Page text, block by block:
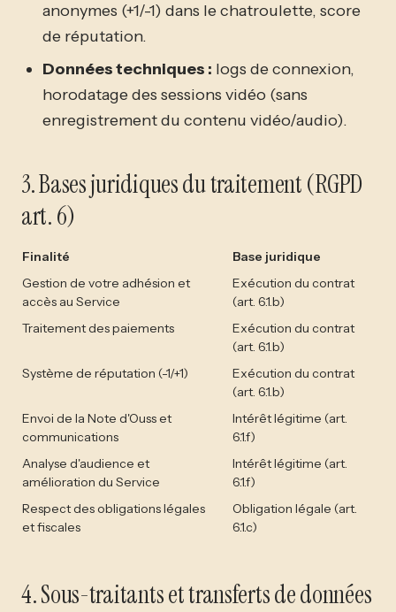
anonymes (+1/-1) dans le chatroulette, score
de réputation.
Données techniques : logs de connexion,
horodatage des sessions vidéo (sans
enregistrement du contenu vidéo/audio).
3. Bases juridiques du traitement (RGPD
art. 6)
Finalité
Base juridique
Gestion de votre adhésion et
accès au Service
Exécution du contrat
(art. 6.1.b)
Traitement des paiements
Exécution du contrat
(art. 6.1.b)
Système de réputation (-1/+1)
Exécution du contrat
(art. 6.1.b)
Envoi de la Note d'Ouss et
communications
Intérêt légitime (art.
6.1.f)
Analyse d'audience et
amélioration du Service
Intérêt légitime (art.
6.1.f)
Respect des obligations légales
et fiscales
Obligation légale (art.
6.1.c)
4. Sous-traitants et transferts de données